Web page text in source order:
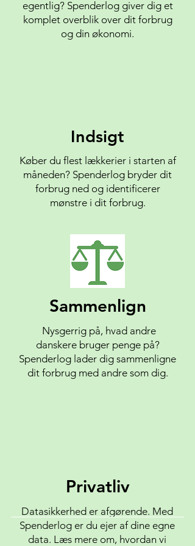
egentlig? Spenderlog giver dig et
komplet overblik over dit forbrug
og din økonomi.
Indsigt
Køber du flest lækkerier i starten af
måneden? Spenderlog bryder dit
forbrug ned og identificerer
mønstre i dit forbrug.
Sammenlign
Nysgerrig på, hvad andre
danskere bruger penge på?
Spenderlog lader dig sammenligne
dit forbrug med andre som dig.
Privatliv
Datasikkerhed er afgørende. Med
Spenderlog er du ejer af dine egne
data. Læs mere om, hvordan vi